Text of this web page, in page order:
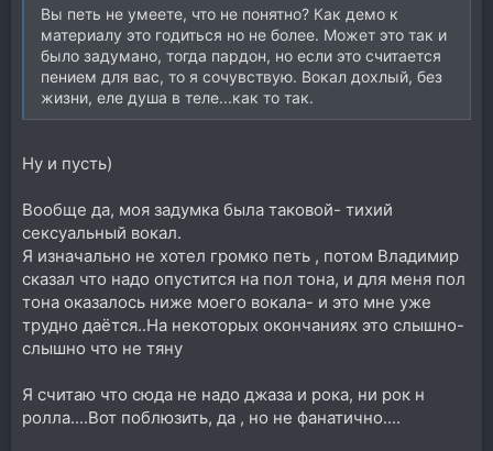
Вы петь не умеете, что не понятно? Как демо к
материалу это годиться но не более. Может это так и
было задумано, тогда пардон, но если это считается
пением для вас, то я сочувствую. Вокал дохлый, без
жизни, еле душа в теле...как то так.
Ну и пусть)
Вообще да, моя задумка была таковой- тихий
сексуальный вокал.
Я изначально не хотел громко петь , потом Владимир
сказал что надо опустится на пол тона, и для меня пол
тона оказалось ниже моего вокала- и это мне уже
трудно даётся..На некоторых окончаниях это слышно-
слышно что не тяну
Я считаю что сюда не надо джаза и рока, ни рок н
ролла....Вот поблюзить, да , но не фанатично....